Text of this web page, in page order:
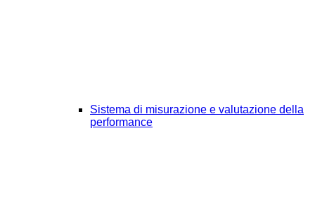
Sistema di misurazione e valutazione della
performance